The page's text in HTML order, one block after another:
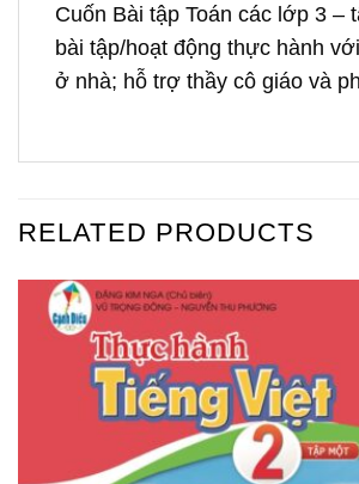
Cuốn Bài tập Toán các lớp 3 –
bài tập/hoạt động thực hành
ở nhà; hỗ trợ thầy cô giáo và
RELATED PRODUCTS